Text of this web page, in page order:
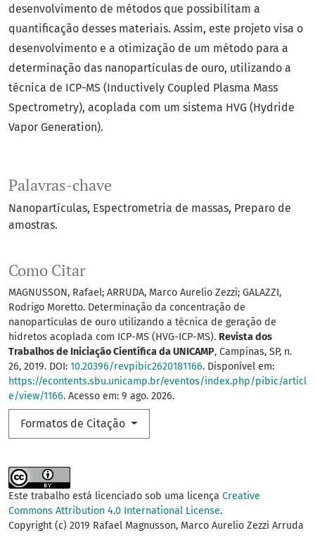
Palavras-chave
Nanopartículas Espectrometria de massas Preparo de
amostras.
Como Citar
MAGNUSSON, Rafael; ARRUDA, Marco Aurelio Zezzi; GALAZZI,
Rodrigo Moretto. Determinação da concentração de
nanopartículas de ouro utilizando a técnica de geração de
hidretos acoplada com ICP-MS (HVG-ICP-MS). Revista dos
Trabalhos de Iniciação Científica da UNICAMP, Campinas, SP, n.
26, 2019. DOI: 10.20396/revpibic2620181166. Disponível em:
https://econtents.sbu.unicamp.br/eventos/index.php/pibic/articl
e/view/1166. Acesso em: 9 ago. 2026.
Formatos de Citação
desenvolvimento de métodos que possibilitam a
quantificação desses materiais. Assim, este projeto visa o
desenvolvimento e a otimização de um método para a
determinação das nanopartículas de ouro, utilizando a
técnica de ICP-MS (Inductively Coupled Plasma Mass
Spectrometry), acoplada com um sistema HVG (Hydride
Vapor Generation).
Este trabalho está licenciado sob uma licença Creative
Commons Attribution 4.0 International License.
Copyright (c) 2019 Rafael Magnusson, Marco Aurelio Zezzi Arruda